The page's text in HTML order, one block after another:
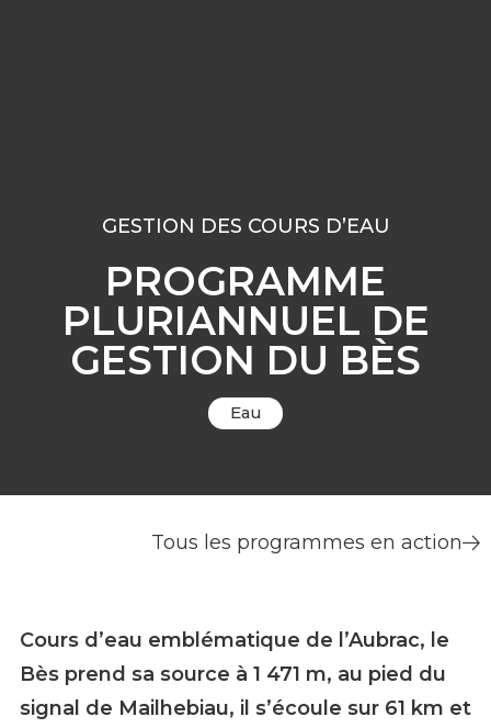
GESTION DES COURS D’EAU
PROGRAMME
PLURIANNUEL DE
GESTION DU BÈS
Eau
Tous les programmes en action
Cours d’eau emblématique de l’Aubrac, le
Bès prend sa source à 1 471 m, au pied du
signal de Mailhebiau, il s’écoule sur 61 km et